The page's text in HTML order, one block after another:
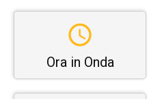
Ora in Onda